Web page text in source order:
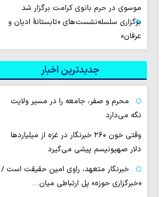
موسوی در حرم بانوی کرامت برگزار شد
برگزاری سلسله‌نشست‌های «تابستانهٔ ادیان و
عرفان»
جدیدترین اخبار
محرم و صفر، جامعه را در مسیر ولایت
نگه می‌دارد
وقتی خون ۲۶۰ خبرنگار در غزه از میلیاردها
دلار صهیونیسم پیشی می‌گیرد
خبرنگار متعهد، راوی امین حقیقت است /
«خبرگزاری حوزه» پل ارتباطی میان…